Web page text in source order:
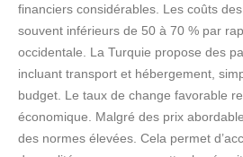
financiers considérables. Les coûts
souvent inférieurs de 50 à 70 % par
occidentale. La Turquie propose des
incluant transport et hébergement,
budget. Le taux de change favorable
économique. Malgré des prix
des normes élevées. Cela permet